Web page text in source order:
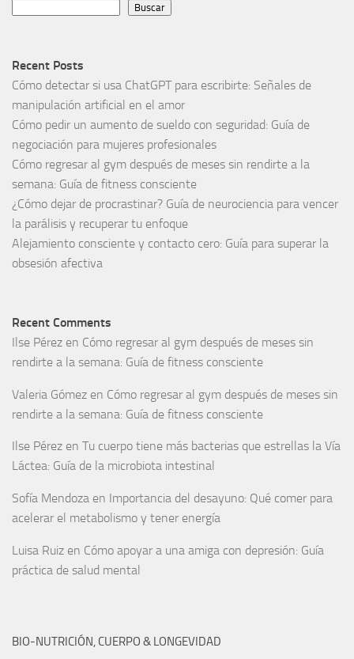
Buscar
Recent Posts
Cómo detectar si usa ChatGPT para escribirte: Señales de
manipulación artificial en el amor
Cómo pedir un aumento de sueldo con seguridad: Guía de
negociación para mujeres profesionales
Cómo regresar al gym después de meses sin rendirte a la
semana: Guía de fitness consciente
¿Cómo dejar de procrastinar? Guía de neurociencia para vencer
la parálisis y recuperar tu enfoque
Alejamiento consciente y contacto cero: Guía para superar la
obsesión afectiva
Recent Comments
Ilse Pérez en Cómo regresar al gym después de meses sin
rendirte a la semana: Guía de fitness consciente
Valeria Gómez en Cómo regresar al gym después de meses sin
rendirte a la semana: Guía de fitness consciente
Ilse Pérez en Tu cuerpo tiene más bacterias que estrellas la Vía
Láctea: Guía de la microbiota intestinal
Sofía Mendoza en Importancia del desayuno: Qué comer para
acelerar el metabolismo y tener energía
Luisa Ruiz en Cómo apoyar a una amiga con depresión: Guía
práctica de salud mental
BIO-NUTRICIÓN, CUERPO & LONGEVIDAD